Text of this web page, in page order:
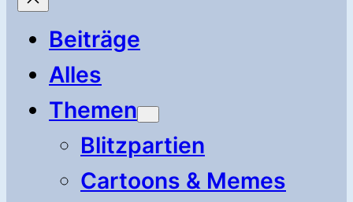
Beiträge
Alles
Themen
Blitzpartien
Cartoons & Memes